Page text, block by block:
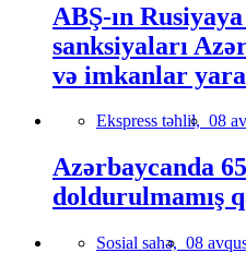
ABŞ-ın
sanksiyaları
və imkanlar
Ekspress təhlil, 08
Azərbaycanda
doldurulmamış
Sosial sahə, 08